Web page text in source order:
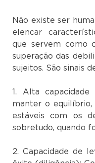
Não existe ser
elencar
que servem como
superação das
sujeitos. São sinais
1. Alta
manter o equilíbrio,
estáveis com os
sobretudo, quando
2. Capacidade de